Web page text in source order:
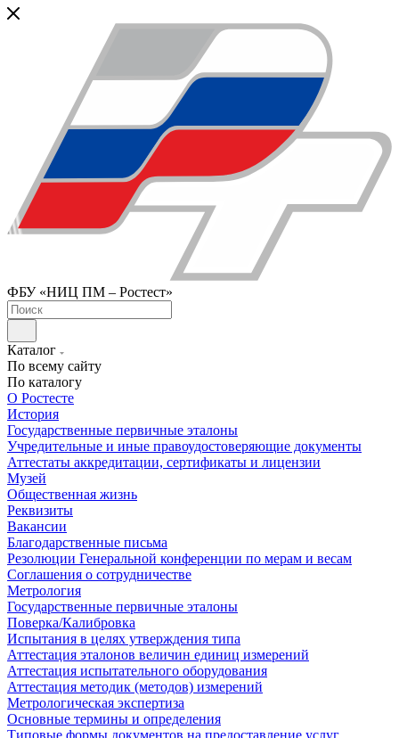
ФБУ «НИЦ ПМ – Ростест»
Каталог
По всему сайту
По каталогу
О Ростесте
История
Государственные первичные эталоны
Учредительные и иные правоудостоверяющие документы
Аттестаты аккредитации, сертификаты и лицензии
Музей
Общественная жизнь
Реквизиты
Вакансии
Благодарственные письма
Резолюции Генеральной конференции по мерам и весам
Соглашения о сотрудничестве
Метрология
Государственные первичные эталоны
Поверка/Калибровка
Испытания в целях утверждения типа
Аттестация эталонов величин единиц измерений
Аттестация испытательного оборудования
Аттестация методик (методов) измерений
Метрологическая экспертиза
Основные термины и определения
Типовые формы документов на предоставление услуг